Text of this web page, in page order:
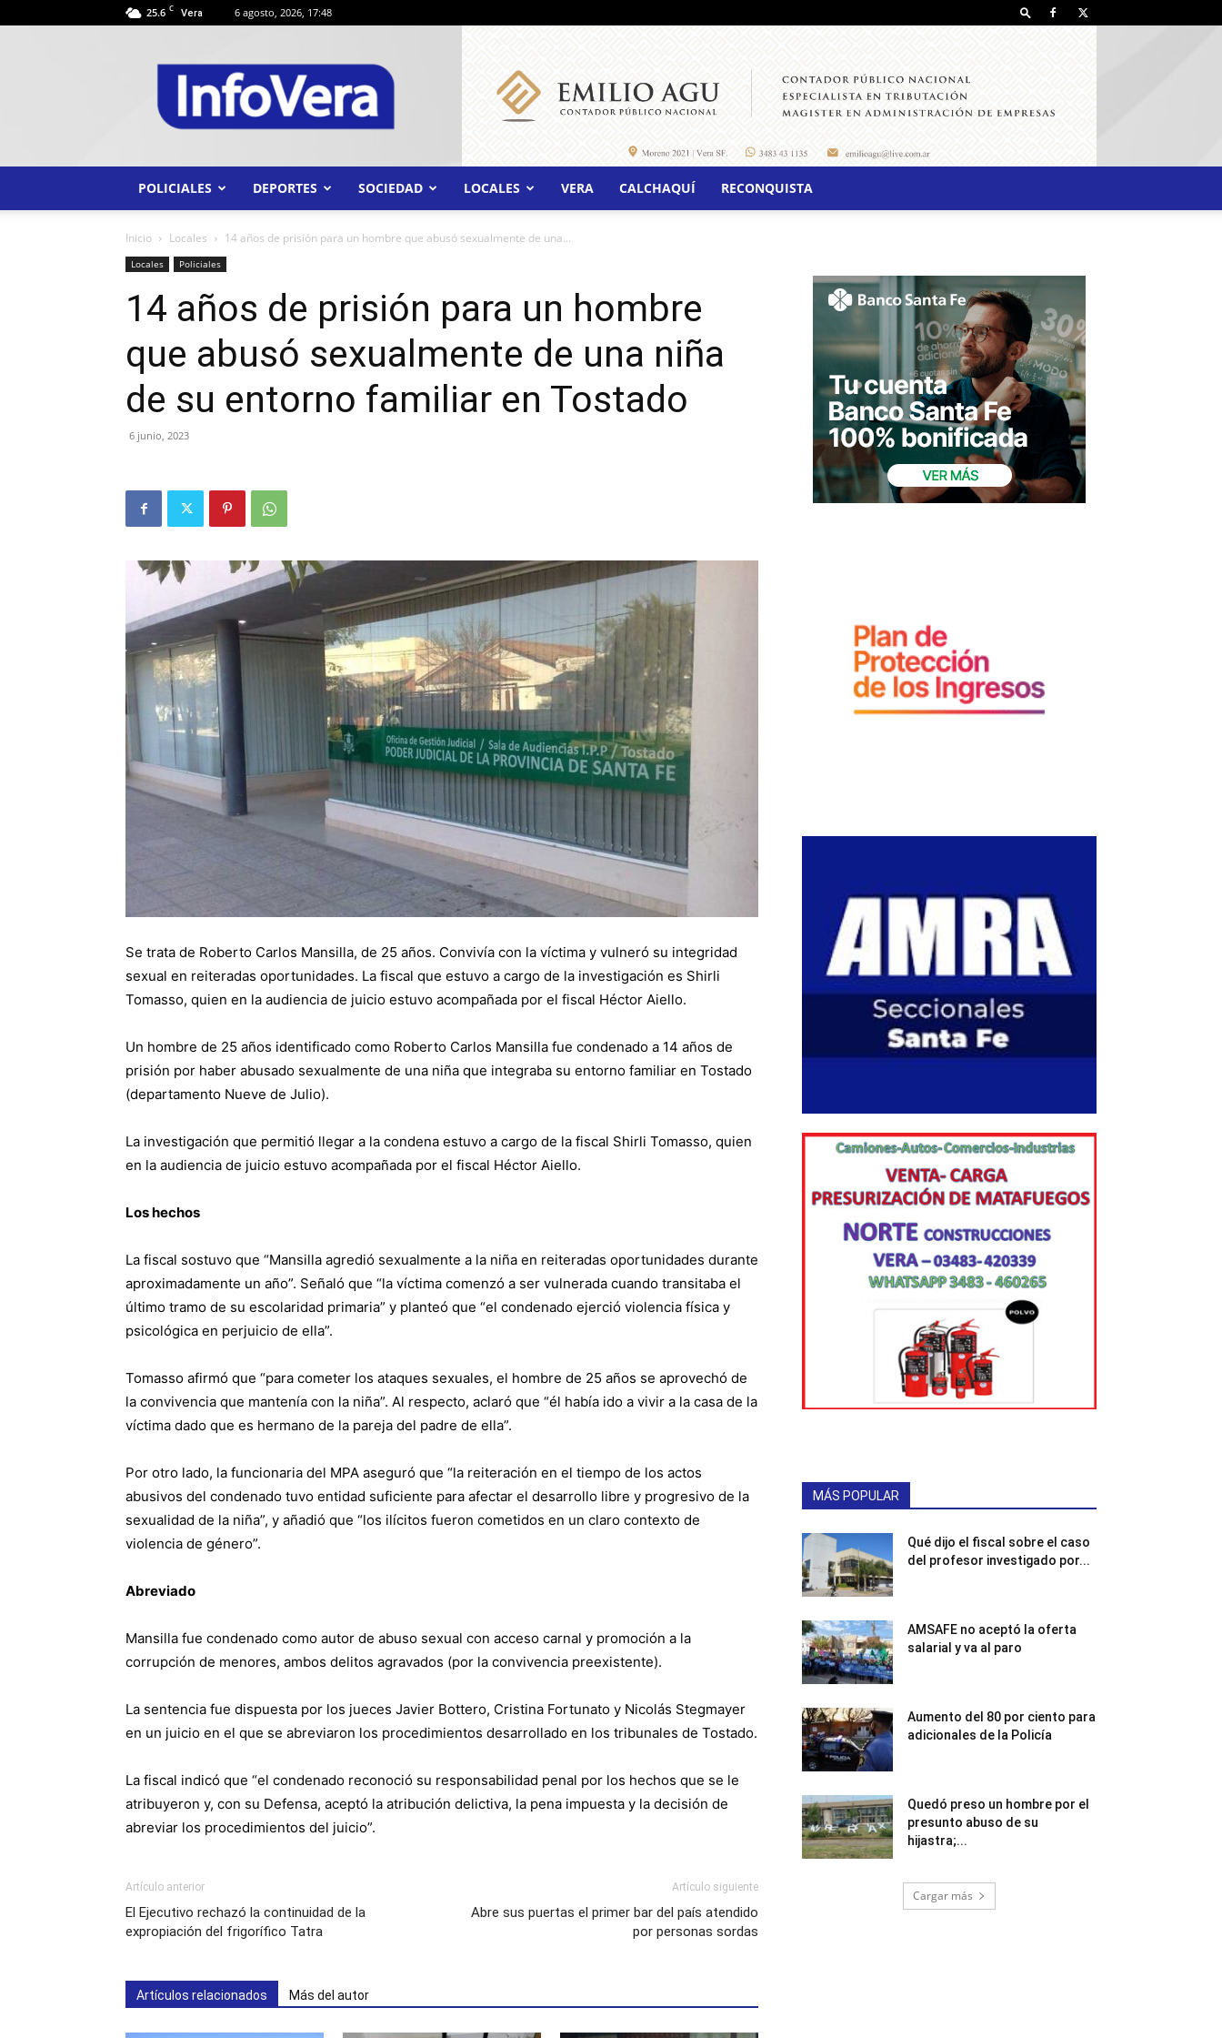
25.6 C Vera 6 agosto, 2026, 17:48
INFO
VERA
POLICIALES DEPORTES SOCIEDAD LOCALES VERA CALCHAQUÍ RECONQUISTA
Inicio Locales 14 años de prisión para un hombre que abusó sexualmente de una...
Locales Policiales
14 años de prisión para un hombre
que abusó sexualmente de una niña
de su entorno familiar en Tostado
6 junio, 2023
Se trata de Roberto Carlos Mansilla, de 25 años. Convivía con la víctima y vulneró su integridad
sexual en reiteradas oportunidades. La fiscal que estuvo a cargo de la investigación es Shirli
Tomasso, quien en la audiencia de juicio estuvo acompañada por el fiscal Héctor Aiello.
Un hombre de 25 años identificado como Roberto Carlos Mansilla fue condenado a 14 años de
prisión por haber abusado sexualmente de una niña que integraba su entorno familiar en Tostado
(departamento Nueve de Julio).
La investigación que permitió llegar a la condena estuvo a cargo de la fiscal Shirli Tomasso, quien
en la audiencia de juicio estuvo acompañada por el fiscal Héctor Aiello.
Los hechos
La fiscal sostuvo que “Mansilla agredió sexualmente a la niña en reiteradas oportunidades durante
aproximadamente un año”. Señaló que “la víctima comenzó a ser vulnerada cuando transitaba el
último tramo de su escolaridad primaria” y planteó que “el condenado ejerció violencia física y
psicológica en perjuicio de ella”.
Tomasso afirmó que “para cometer los ataques sexuales, el hombre de 25 años se aprovechó de
la convivencia que mantenía con la niña”. Al respecto, aclaró que “él había ido a vivir a la casa de la
víctima dado que es hermano de la pareja del padre de ella”.
Por otro lado, la funcionaria del MPA aseguró que “la reiteración en el tiempo de los actos
abusivos del condenado tuvo entidad suficiente para afectar el desarrollo libre y progresivo de la
sexualidad de la niña”, y añadió que “los ilícitos fueron cometidos en un claro contexto de
violencia de género”.
Abreviado
Mansilla fue condenado como autor de abuso sexual con acceso carnal y promoción a la
corrupción de menores, ambos delitos agravados (por la convivencia preexistente).
La sentencia fue dispuesta por los jueces Javier Bottero, Cristina Fortunato y Nicolás Stegmayer
en un juicio en el que se abreviaron los procedimientos desarrollado en los tribunales de Tostado.
La fiscal indicó que “el condenado reconoció su responsabilidad penal por los hechos que se le
atribuyeron y, con su Defensa, aceptó la atribución delictiva, la pena impuesta y la decisión de
abreviar los procedimientos del juicio”.
Artículo anterior
El Ejecutivo rechazó la continuidad de la
expropiación del frigorífico Tatra
Artículo siguiente
Abre sus puertas el primer bar del país atendido
por personas sordas
Artículos relacionados Más del autor
MÁS POPULAR
Qué dijo el fiscal sobre el caso
del profesor investigado por...
AMSAFE no aceptó la oferta
salarial y va al paro
Aumento del 80 por ciento para
adicionales de la Policía
Quedó preso un hombre por el
presunto abuso de su
hijastra;...
Cargar más